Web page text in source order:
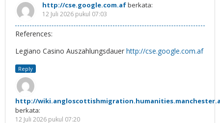
http://cse.google.com.afberkata:
12 Juli 2026 pukul 07:03
References:
Legiano Casino Auszahlungsdauer http://cse.google.com.af
Reply
http://
berkata:
12 Juli 2026 pukul 07:20